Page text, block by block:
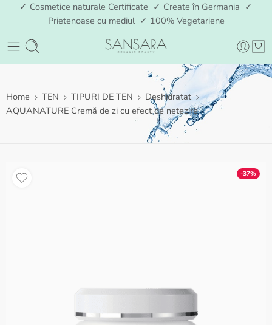
✓ Cosmetice naturale Certificate ✓ Create în Germania ✓
Prietenoase cu mediul ✓ 100% Vegetariene
Home TEN TIPURI DE TEN
Deshidratat
AQUANATURE Cremă de zi cu efect de netezire
-37%